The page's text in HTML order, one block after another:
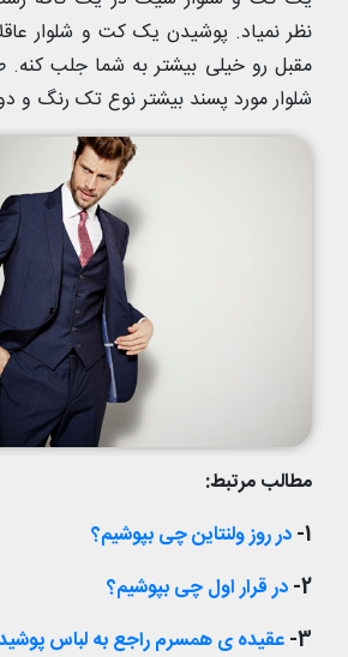
نظر نمیاد. پوشیدن یک کت و شلوار
مقبل رو خیلی بیشتر به شما جلب
شلوار مورد پسند بیشتر نوع تک رنگ و
مطالب مرتبط:
1- در روز ولنتاین چی بپوشیم؟
2- در قرار اول چی بپوشیم؟
3- عقیده ی همسرم راجع به لباس